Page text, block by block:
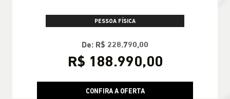
PESSOA FÍSICA
De: R$ 228.790,00
R$ 188.990,00
CONFIRA A OFERTA